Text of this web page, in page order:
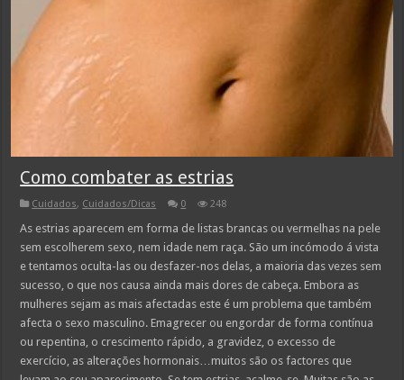
Como combater as estrias
Cuidados, Cuidados/Dicas 0 248
As estrias aparecem em forma de listas brancas ou vermelhas na pele
sem escolherem sexo, nem idade nem raça. São um incómodo á vista
e tentamos oculta-las ou desfazer-nos delas, a maioria das vezes sem
sucesso, o que nos causa ainda mais dores de cabeça. Embora as
mulheres sejam as mais afectadas este é um problema que também
afecta o sexo masculino. Emagrecer ou engordar de forma contínua
ou repentina, o crescimento rápido, a gravidez, o excesso de
exercício, as alterações hormonais…muitos são os factores que